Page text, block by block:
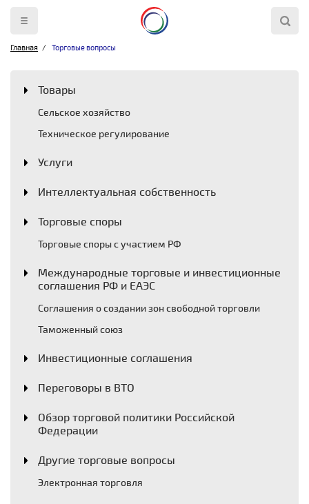
Главная Торговые вопросы
Товары
Сельское хозяйство
Техническое регулирование
Услуги
Интеллектуальная собственность
Торговые споры
Торговые споры с участием РФ
Международные торговые и инвестиционные
соглашения РФ и ЕАЭС
Соглашения о создании зон свободной торговли
Таможенный союз
Инвестиционные соглашения
Переговоры в ВТО
Обзор торговой политики Российской
Федерации
Другие торговые вопросы
Электронная торговля